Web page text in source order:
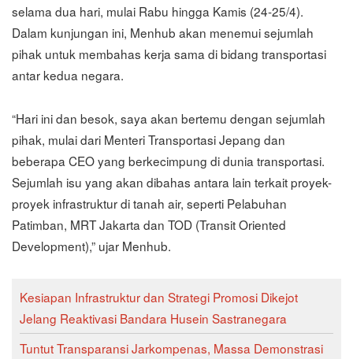
selama dua hari, mulai Rabu hingga Kamis (24-25/4).
Dalam kunjungan ini, Menhub akan menemui sejumlah
pihak untuk membahas kerja sama di bidang transportasi
antar kedua negara.
“Hari ini dan besok, saya akan bertemu dengan sejumlah
pihak, mulai dari Menteri Transportasi Jepang dan
beberapa CEO yang berkecimpung di dunia transportasi.
Sejumlah isu yang akan dibahas antara lain terkait proyek-
proyek infrastruktur di tanah air, seperti Pelabuhan
Patimban, MRT Jakarta dan TOD (Transit Oriented
Development),” ujar Menhub.
Kesiapan Infrastruktur dan Strategi Promosi Dikejot
Jelang Reaktivasi Bandara Husein Sastranegara
Tuntut Transparansi Jarkompenas, Massa Demonstrasi